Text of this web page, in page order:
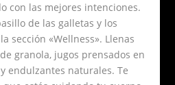
con las mejores intenciones.
de las galletas y los
sección «Wellness». Llenas
granola, jugos prensados en
endulzantes naturales. Te